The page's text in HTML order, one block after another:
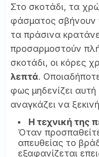
Στο σκοτάδι, τα
φάσματος σβήνουν
τα πράσινα
προσαρμοστούν
σκοτάδι, οι κόρες
λεπτά.
φως μηδενίζει αυτή
αναγκάζει να
Η τεχνική της
Όταν
απευθείας το
εξαφανίζεται